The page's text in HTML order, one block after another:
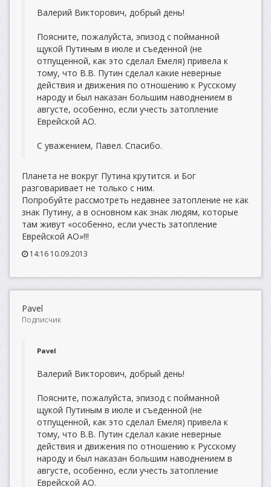
Валерий Викторович, добрый день!
Поясните, пожалуйста, эпизод с пойманной
щукой Путиным в июле и съеденной (не
отпущенной, как это сделал Емеля) привела к
тому, что В.В. Путин сделал какие неверные
действия и движения по отношению к Русскому
народу и был наказан большим наводнением в
августе, особенно, если учесть затопление
Еврейской АО.
С уважением, Павел. Спасибо.
Планета не вокруг Путина крутится. и Бог
разговаривает не только с ним.
Попробуйте рассмотреть недавнее затопление не как
знак Путину, а в основном как знак людям, которые
там живут «особенно, если учесть затопление
Еврейской АО»!!!
14:16 10.09.2013
Pavel
Подписчик
Pavel
Валерий Викторович, добрый день!
Поясните, пожалуйста, эпизод с пойманной
щукой Путиным в июле и съеденной (не
отпущенной, как это сделал Емеля) привела к
тому, что В.В. Путин сделал какие неверные
действия и движения по отношению к Русскому
народу и был наказан большим наводнением в
августе, особенно, если учесть затопление
Еврейской АО.